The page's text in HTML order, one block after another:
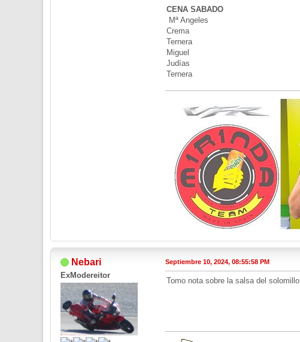
CENA SABADO
Mª Angeles
Crema
Ternera
Miguel
Judías
Ternera
Nebari
ExModereitor
Septiembre 10, 2024, 08:55:58 PM
Tomo nota sobre la salsa del solomillo.